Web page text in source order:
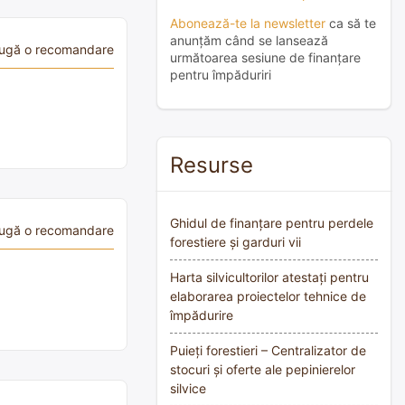
o recomandare
o recomandare
Abonează-te la newsletter ca să te
anunțăm când se lansează
următoarea sesiune de finanțare
pentru împăduriri
Resurse
Ghidul de finanțare pentru perdele
forestiere și garduri vii
Harta silvicultorilor atestați pentru
elaborarea proiectelor tehnice de
împădurire
Puieți forestieri – Centralizator de
stocuri și oferte ale pepinierelor
silvice